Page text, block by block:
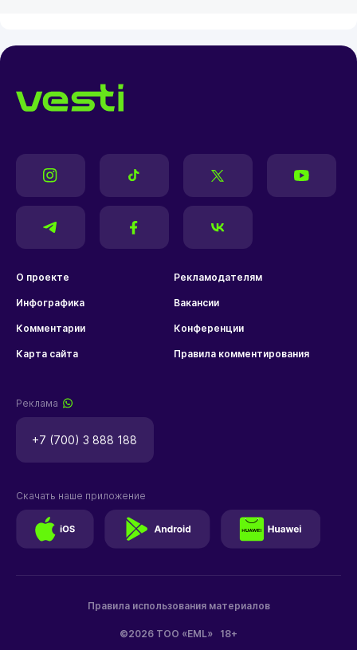
О проекте Рекламодателям
Инфографика Вакансии
Комментарии Конференции
Карта сайта Правила комментирования
Реклама
+7 (700) 3 888 188
©2026 ТОО «EML» 18+
Правила использования материалов
Скачать наше приложение